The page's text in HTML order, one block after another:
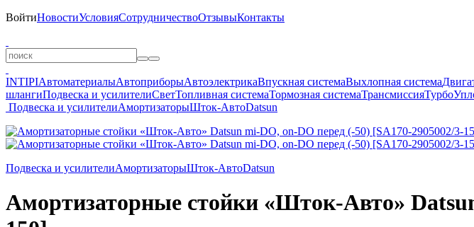
ВойтиНовостиУсловияСотрудничествоОтзывыКонтакты
INTIPIАвтоматериалыАвтоприборыАвтоэлектрикаВпускная системаВыхлопная система
шлангиПодвеска и усилителиСветТопливная системаТормозная системаТрансмиссияТурбо
Подвеска и усилителиАмортизаторыШток-АвтоDatsun
Подвеска и усилителиАмортизаторыШток-АвтоDatsun
Амортизаторные стойки «Шток-Авто»